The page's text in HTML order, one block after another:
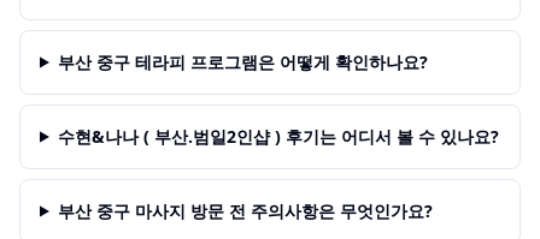
부산 중구 테라피 프로그램은 어떻게 확인하나요?
수현&나나 ( 부산.범일2인샵 ) 후기는 어디서 볼 수 있나요?
부산 중구 마사지 방문 전 주의사항은 무엇인가요?